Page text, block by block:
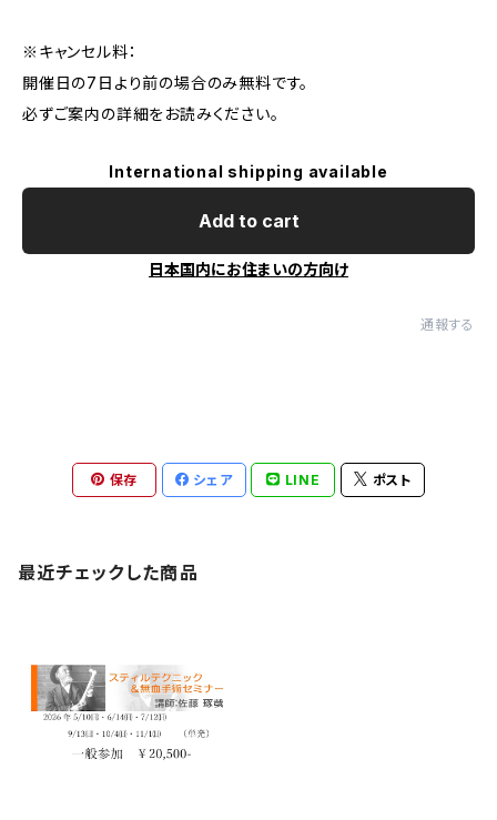
※キャンセル料：
開催日の7日より前の場合のみ無料です。
必ずご案内の詳細をお読みください。
International shipping available
Add to cart
日本国内にお住まいの方向け
通報する
保存 シェア LINE ポスト
最近チェックした商品